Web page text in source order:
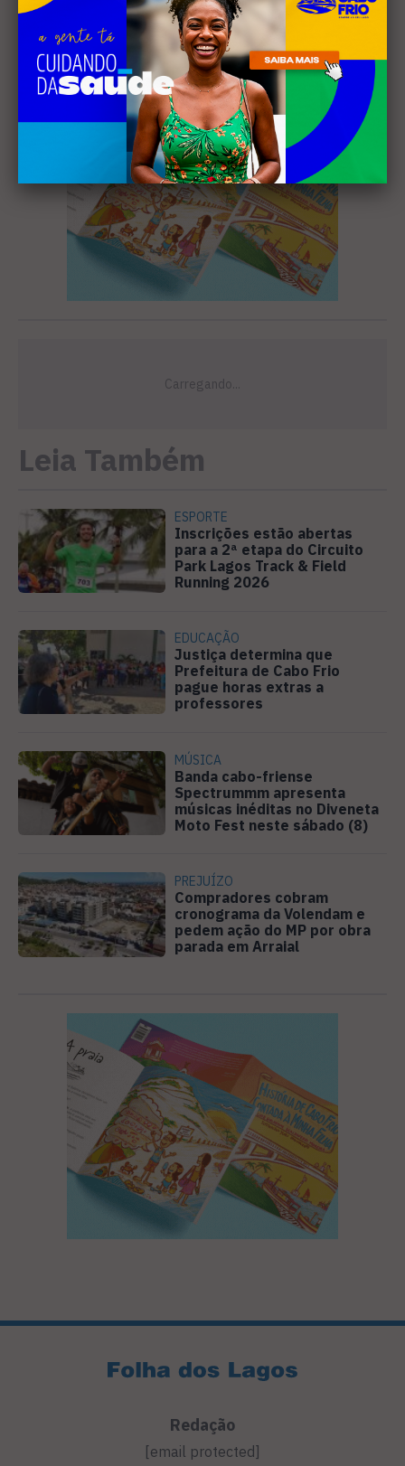
Leia Também
ESPORTE
Inscrições estão abertas
para a 2ª etapa do Circuito
Park Lagos Track & Field
Running 2026
EDUCAÇÃO
Justiça determina que
Prefeitura de Cabo Frio
pague horas extras a
professores
MÚSICA
Banda cabo-friense
Spectrummm apresenta
músicas inéditas no Diveneta
Moto Fest neste sábado (8)
PREJUÍZO
Compradores cobram
cronograma da Volendam e
pedem ação do MP por obra
parada em Arraial
Redação
[email protected]